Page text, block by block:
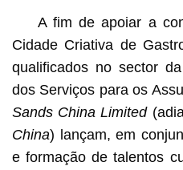
A fim de apoiar a
Cidade Criativa de
qualificados no sector
dos Serviços para os
Sands China Limited
China) lançam, em
e formação de talentos